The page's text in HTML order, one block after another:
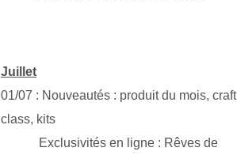
Juillet
01/07 : Nouveautés : produit du mois, craft
class, kits
Exclusivités en ligne : Rêves de